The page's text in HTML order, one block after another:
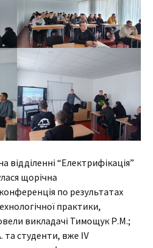
відділенні “Електрифікація”
щорічна
по результатах
практики,
викладачі Тимощук Р.М.;
та студенти, вже ІV